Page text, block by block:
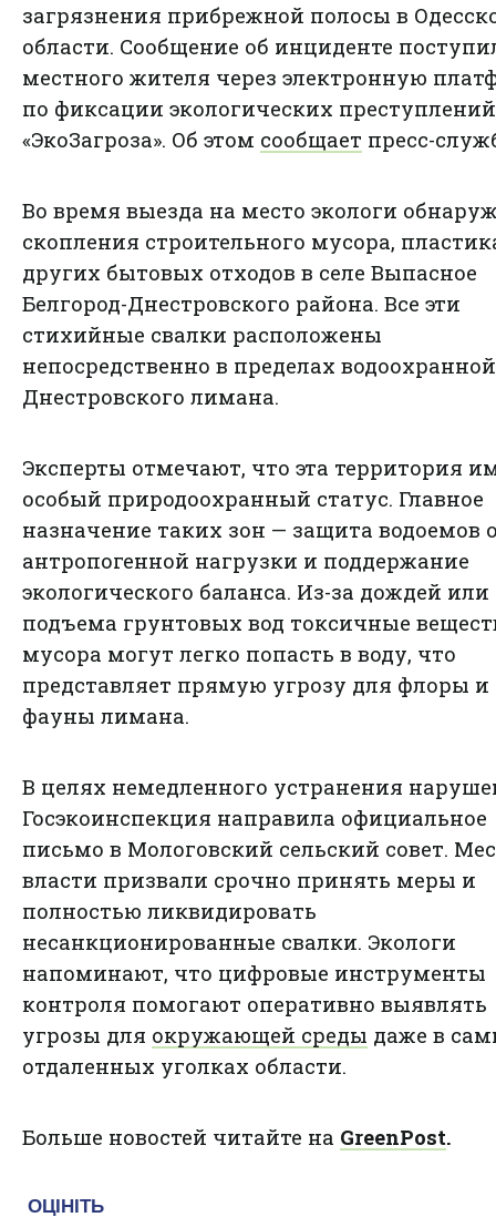
загрязнения прибрежной полосы в
области. Сообщение об инциденте
местного жителя через электронную
по фиксации экологических преступлений
«ЭкоЗагроза». Об этом сообщает пресс-
Во время выезда на место экологи
скопления строительного мусора,
других бытовых отходов в селе Выпасное
Белгород-Днестровского района. Все эти
стихийные свалки расположены
непосредственно в пределах
Днестровского лимана.
Эксперты отмечают, что эта территория
особый природоохранный статус. Главное
назначение таких зон — защита водоемов
антропогенной нагрузки и поддержание
экологического баланса. Из-за дождей или
подъема грунтовых вод токсичные
мусора могут легко попасть в воду, что
представляет прямую угрозу для флоры и
фауны лимана.
В целях немедленного устранения
Госэкоинспекция направила официальное
письмо в Мологовский сельский совет.
власти призвали срочно принять меры и
полностью ликвидировать
несанкционированные свалки. Экологи
напоминают, что цифровые инструменты
контроля помогают оперативно выявлять
угрозы для окружающей среды даже в
отдаленных уголках области.
Больше новостей читайте на GreenPost.